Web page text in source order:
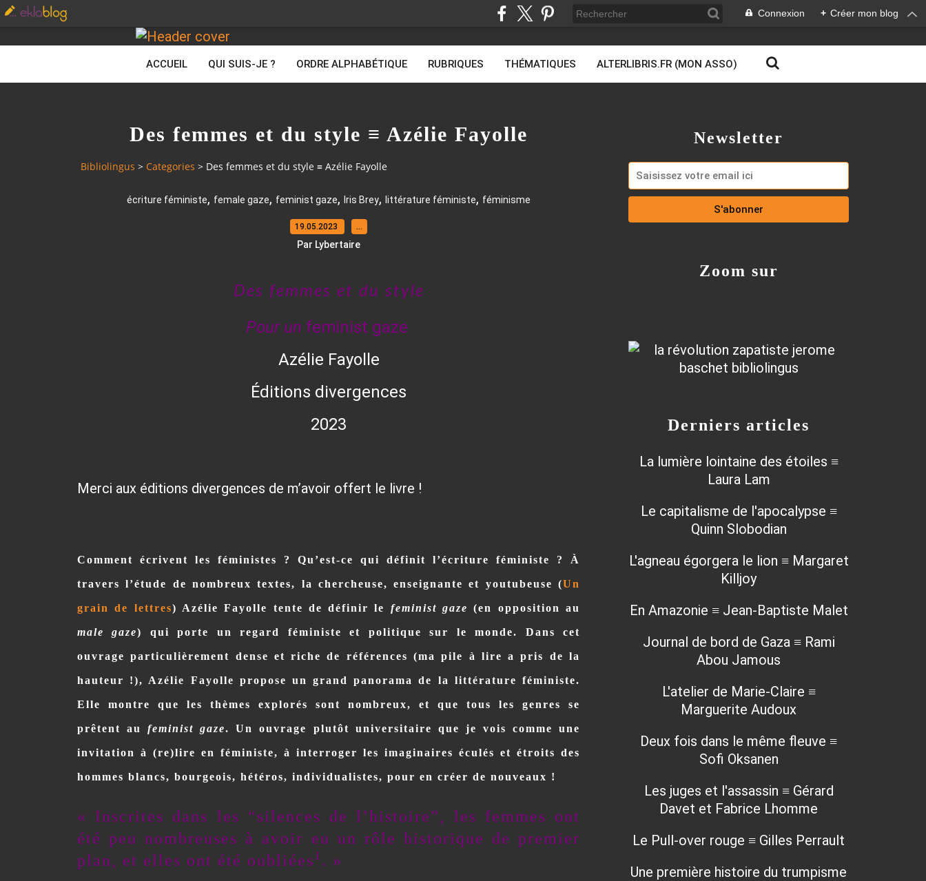
Connexion + Créer mon blog
ACCUEIL QUI SUIS-JE ? ORDRE ALPHABÉTIQUE RUBRIQUES THÉMATIQUES ALTERLIBRIS.FR (MON ASSO)
Des femmes et du style ≡ Azélie Fayolle
Bibliolingus > Categories > Des femmes et du style ≡ Azélie Fayolle
écriture féministe, female gaze, feminist gaze, Iris Brey, littérature féministe, féminisme
19.05.2023 …
Par Lybertaire
Des femmes et du style
Pour un feminist gaze
Azélie Fayolle
Éditions divergences
2023
Merci aux éditions divergences de m’avoir offert le livre !
Comment écrivent les féministes ? Qu’est-ce qui définit l’écriture féministe ? À
travers l’étude de nombreux textes, la chercheuse, enseignante et youtubeuse (Un
grain de lettres) Azélie Fayolle tente de définir le feminist gaze (en opposition au
male gaze) qui porte un regard féministe et politique sur le monde. Dans cet
ouvrage particulièrement dense et riche de références (ma pile à lire a pris de la
hauteur !), Azélie Fayolle propose un grand panorama de la littérature féministe.
Elle montre que les thèmes explorés sont nombreux, et que tous les genres se
prêtent aufeminist gaze. Un ouvrage plutôt universitaire que je vois comme une
invitation à (re)lire en féministe, à interroger les imaginaires éculés et étroits des
hommes blancs, bourgeois, hétéros, individualistes, pour en créer de nouveaux !
« Inscrites dans les “silences de l’histoire”, les femmes ont
été peu nombreuses à avoir eu un rôle historique de premier
plan, et elles ont été oubliées 1 . »
Newsletter
Derniers articles
La lumière lointaine des étoiles ≡
Laura Lam
Le capitalisme de l'apocalypse ≡
Quinn Slobodian
L'agneau égorgera le lion ≡ Margaret
Killjoy
En Amazonie ≡ Jean-Baptiste Malet
Journal de bord de Gaza ≡ Rami
Abou Jamous
L'atelier de Marie-Claire ≡
Marguerite Audoux
Deux fois dans le même fleuve ≡
Sofi Oksanen
Les juges et l'assassin ≡ Gérard
Davet et Fabrice Lhomme
Le Pull-over rouge ≡ Gilles Perrault
Une première histoire du trumpisme
Zoom sur